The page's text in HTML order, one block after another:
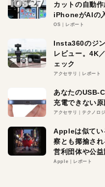
カットの自動
iPhoneがAIの
OS レポート
Insta360のジ
レビュー。4K
ェック
アクセサリ レポート
あなたのUSB-
充電できない
アクセサリ テクノロ
Appleは似てい
察とも揶揄さ
営利団体や公
る理由とは
Apple レポート